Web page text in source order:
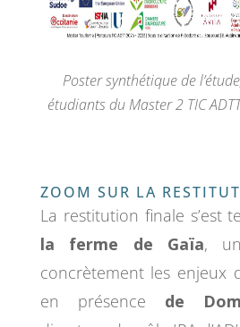
Poster synthétique de
étudiants du Master 2 TIC
ZOOM SUR LA
La restitution finale s’est
la ferme de Gaïa,
concrètement les enjeux
en présence de